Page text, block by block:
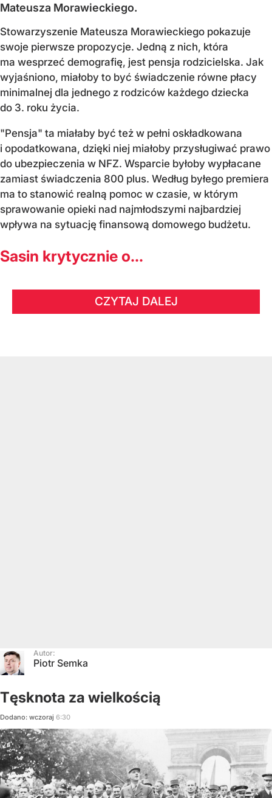
Mateusza Morawieckiego.
Stowarzyszenie Mateusza Morawieckiego pokazuje
swoje pierwsze propozycje. Jedną z nich, która
ma wesprzeć demografię, jest pensja rodzicielska. Jak
wyjaśniono, miałoby to być świadczenie równe płacy
minimalnej dla jednego z rodziców każdego dziecka
do 3. roku życia.
"Pensja" ta miałaby być też w pełni oskładkowana
i opodatkowana, dzięki niej miałoby przysługiwać prawo
do ubezpieczenia w NFZ. Wsparcie byłoby wypłacane
zamiast świadczenia 800 plus. Według byłego premiera
ma to stanowić realną pomoc w czasie, w którym
sprawowanie opieki nad najmłodszymi najbardziej
wpływa na sytuację finansową domowego budżetu.
Sasin krytycznie o...
CZYTAJ DALEJ
Autor:
Piotr Semka
Tęsknota za wielkością
Dodano: wczoraj 6:30